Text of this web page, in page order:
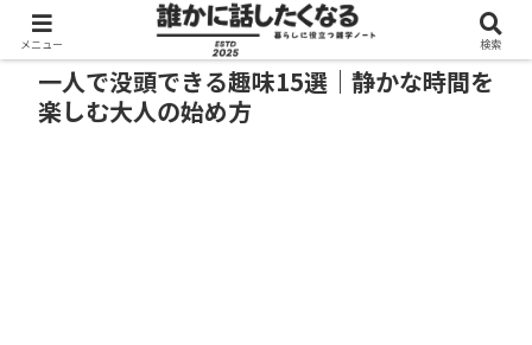
一人で没頭できる趣味15選｜静かな時間を
楽しむ大人の始め方
メニュー 検索